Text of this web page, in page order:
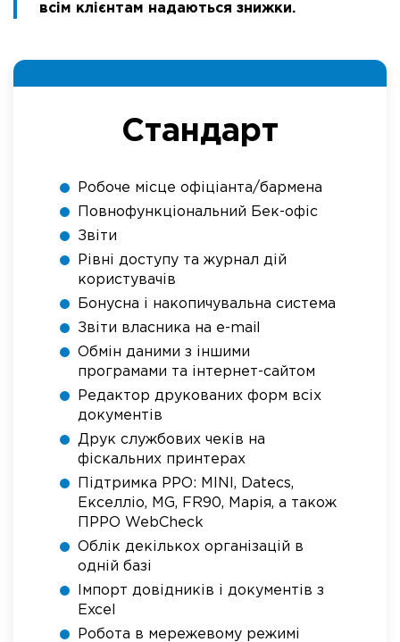
всім клієнтам надаються знижки.
Стандарт
Робоче місце офіціанта/бармена
Повнофункціональний Бек-офіс
Звіти
Рівні доступу та журнал дій
користувачів
Бонусна і накопичувальна система
Звіти власника на e-mail
Обмін даними з іншими
програмами та інтернет-сайтом
Редактор друкованих форм всіх
документів
Друк службових чеків на
фіскальних принтерах
Підтримка РРО: MINI, Datecs,
Екселліо, MG, FR90, Марія, а також
ПРРО WebCheck
Облік декількох організацій в
одній базі
Імпорт довідників і документів з
Excel
Робота в мережевому режимі